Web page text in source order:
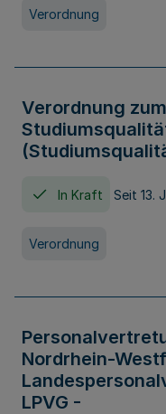
Verordnung
Verordnung zum
In Kraft Seit 13.
Verordnung
Nordrhein-
LPVG -